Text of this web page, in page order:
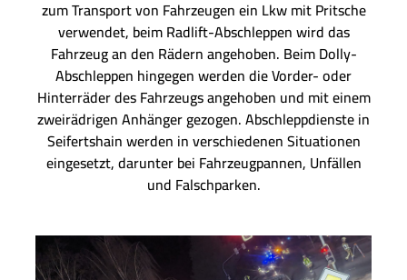
zum Transport von Fahrzeugen ein Lkw mit Pritsche
verwendet, beim Radlift-Abschleppen wird das
Fahrzeug an den Rädern angehoben. Beim Dolly-
Abschleppen hingegen werden die Vorder- oder
Hinterräder des Fahrzeugs angehoben und mit einem
zweirädrigen Anhänger gezogen. Abschleppdienste in
Seifertshain werden in verschiedenen Situationen
eingesetzt, darunter bei Fahrzeugpannen, Unfällen
und Falschparken.